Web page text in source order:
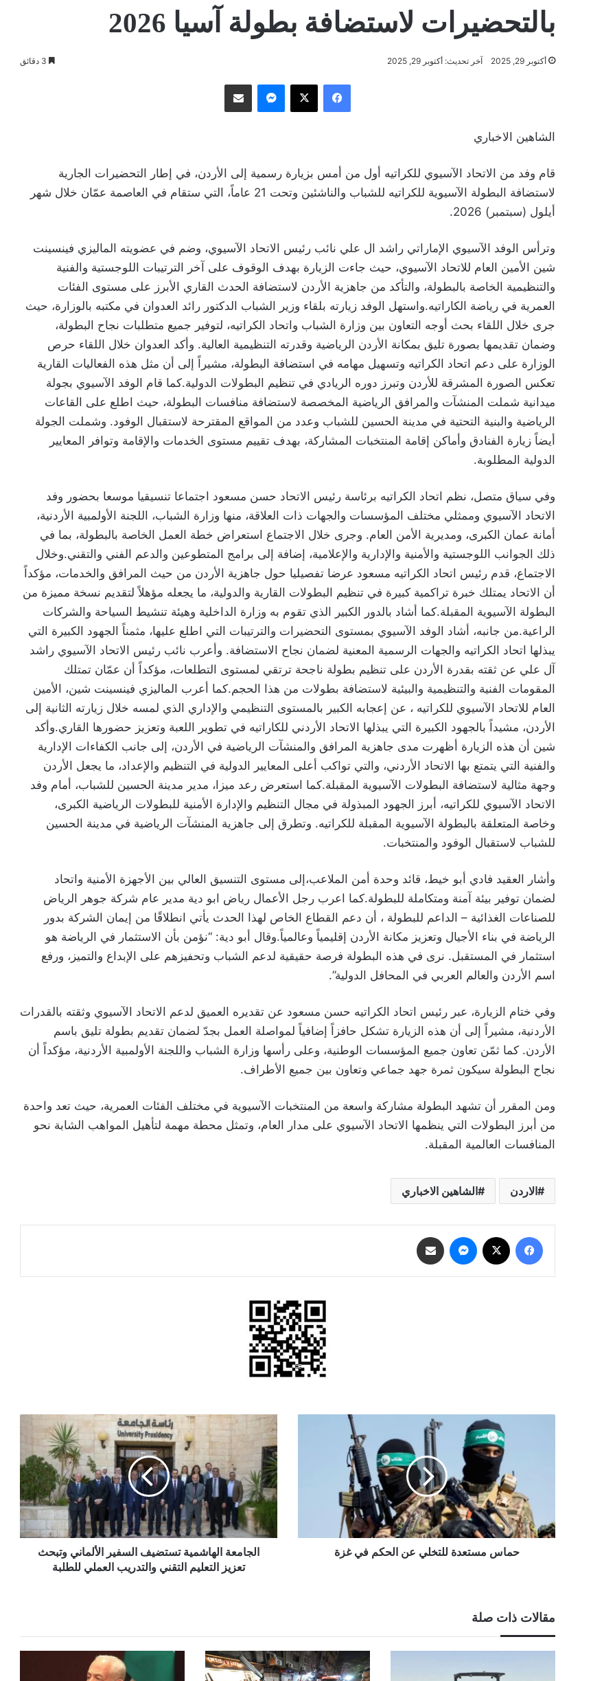
بالتحضيرات لاستضافة بطولة آسيا 2026
أكتوبر 29, 2025 آخر تحديث: أكتوبر 29, 2025
فيسبوك ‫X ماسنجر مشاركة عبر البريد
الشاهين الاخباري
قام وفد من الاتحاد الآسيوي للكراتيه أول من أمس بزيارة رسمية إلى الأردن، في إطار التحضيرات الجارية
لاستضافة البطولة الآسيوية للكراتيه للشباب والناشئين وتحت 21 عاماً، التي ستقام في العاصمة عمّان خلال شهر
أيلول (سبتمبر) 2026.
وترأس الوفد الآسيوي الإماراتي راشد ال علي نائب رئيس الاتحاد الآسيوي، وضم في عضويته الماليزي فينسينت
شين الأمين العام للاتحاد الآسيوي، حيث جاءت الزيارة بهدف الوقوف على آخر الترتيبات اللوجستية والفنية
والتنظيمية الخاصة بالبطولة، والتأكد من جاهزية الأردن لاستضافة الحدث القاري الأبرز على مستوى الفئات
العمرية في رياضة الكاراتيه.واستهل الوفد زيارته بلقاء وزير الشباب الدكتور رائد العدوان في مكتبه بالوزارة، حيث
جرى خلال اللقاء بحث أوجه التعاون بين وزارة الشباب واتحاد الكراتيه، لتوفير جميع متطلبات نجاح البطولة،
وضمان تقديمها بصورة تليق بمكانة الأردن الرياضية وقدرته التنظيمية العالية. وأكد العدوان خلال اللقاء حرص
الوزارة على دعم اتحاد الكراتيه وتسهيل مهامه في استضافة البطولة، مشيراً إلى أن مثل هذه الفعاليات القارية
تعكس الصورة المشرقة للأردن وتبرز دوره الريادي في تنظيم البطولات الدولية.كما قام الوفد الآسيوي بجولة
ميدانية شملت المنشآت والمرافق الرياضية المخصصة لاستضافة منافسات البطولة، حيث اطلع على القاعات
الرياضية والبنية التحتية في مدينة الحسين للشباب وعدد من المواقع المقترحة لاستقبال الوفود. وشملت الجولة
أيضاً زيارة الفنادق وأماكن إقامة المنتخبات المشاركة، بهدف تقييم مستوى الخدمات والإقامة وتوافر المعايير
الدولية المطلوبة.
وفي سياق متصل، نظم اتحاد الكراتيه برئاسة رئيس الاتحاد حسن مسعود اجتماعا تنسيقيا موسعا بحضور وفد
الاتحاد الآسيوي وممثلي مختلف المؤسسات والجهات ذات العلاقة، منها وزارة الشباب، اللجنة الأولمبية الأردنية،
أمانة عمان الكبرى، ومديرية الأمن العام. وجرى خلال الاجتماع استعراض خطة العمل الخاصة بالبطولة، بما في
ذلك الجوانب اللوجستية والأمنية والإدارية والإعلامية، إضافة إلى برامج المتطوعين والدعم الفني والتقني.وخلال
الاجتماع، قدم رئيس اتحاد الكراتيه مسعود عرضا تفصيليا حول جاهزية الأردن من حيث المرافق والخدمات، مؤكداً
أن الاتحاد يمتلك خبرة تراكمية كبيرة في تنظيم البطولات القارية والدولية، ما يجعله مؤهلاً لتقديم نسخة مميزة من
البطولة الآسيوية المقبلة.كما أشاد بالدور الكبير الذي تقوم به وزارة الداخلية وهيئة تنشيط السياحة والشركات
الراعية.من جانبه، أشاد الوفد الآسيوي بمستوى التحضيرات والترتيبات التي اطلع عليها، مثمناً الجهود الكبيرة التي
يبذلها اتحاد الكراتيه والجهات الرسمية المعنية لضمان نجاح الاستضافة. وأعرب نائب رئيس الاتحاد الآسيوي راشد
آل علي عن ثقته بقدرة الأردن على تنظيم بطولة ناجحة ترتقي لمستوى التطلعات، مؤكداً أن عمّان تمتلك
المقومات الفنية والتنظيمية والبيئية لاستضافة بطولات من هذا الحجم.كما أعرب الماليزي فينسينت شين، الأمين
العام للاتحاد الآسيوي للكراتيه ، عن إعجابه الكبير بالمستوى التنظيمي والإداري الذي لمسه خلال زيارته الثانية إلى
الأردن، مشيداً بالجهود الكبيرة التي يبذلها الاتحاد الأردني للكاراتيه في تطوير اللعبة وتعزيز حضورها القاري.وأكد
شين أن هذه الزيارة أظهرت مدى جاهزية المرافق والمنشآت الرياضية في الأردن، إلى جانب الكفاءات الإدارية
والفنية التي يتمتع بها الاتحاد الأردني، والتي تواكب أعلى المعايير الدولية في التنظيم والإعداد، ما يجعل الأردن
وجهة مثالية لاستضافة البطولات الآسيوية المقبلة.كما استعرض رعد ميزا، مدير مدينة الحسين للشباب، أمام وفد
الاتحاد الآسيوي للكراتيه، أبرز الجهود المبذولة في مجال التنظيم والإدارة الأمنية للبطولات الرياضية الكبرى،
وخاصة المتعلقة بالبطولة الآسيوية المقبلة للكراتيه. وتطرق إلى جاهزية المنشآت الرياضية في مدينة الحسين
للشباب لاستقبال الوفود والمنتخبات.
وأشار العقيد فادي أبو خيط، قائد وحدة أمن الملاعب،إلى مستوى التنسيق العالي بين الأجهزة الأمنية واتحاد
لضمان توفير بيئة آمنة ومتكاملة للبطولة.كما اعرب رجل الأعمال رياض ابو دية مدير عام شركة جوهر الرياض
للصناعات الغذائية – الداعم للبطولة ، أن دعم القطاع الخاص لهذا الحدث يأتي انطلاقًا من إيمان الشركة بدور
الرياضة في بناء الأجيال وتعزيز مكانة الأردن إقليمياً وعالمياً.وقال أبو دية: “نؤمن بأن الاستثمار في الرياضة هو
استثمار في المستقبل. نرى في هذه البطولة فرصة حقيقية لدعم الشباب وتحفيزهم على الإبداع والتميز، ورفع
اسم الأردن والعالم العربي في المحافل الدولية”.
وفي ختام الزيارة، عبر رئيس اتحاد الكراتيه حسن مسعود عن تقديره العميق لدعم الاتحاد الآسيوي وثقته بالقدرات
الأردنية، مشيراً إلى أن هذه الزيارة تشكل حافزاً إضافياً لمواصلة العمل بجدّ لضمان تقديم بطولة تليق باسم
الأردن. كما ثمّن تعاون جميع المؤسسات الوطنية، وعلى رأسها وزارة الشباب واللجنة الأولمبية الأردنية، مؤكداً أن
نجاح البطولة سيكون ثمرة جهد جماعي وتعاون بين جميع الأطراف.
ومن المقرر أن تشهد البطولة مشاركة واسعة من المنتخبات الآسيوية في مختلف الفئات العمرية، حيث تعد واحدة
من أبرز البطولات التي ينظمها الاتحاد الآسيوي على مدار العام، وتمثل محطة مهمة لتأهيل المواهب الشابة نحو
المنافسات العالمية المقبلة.
الاردن الشاهين الاخباري
فيسبوك ماسنجر
حماس مستعدة للتخلي عن الحكم في غزة
الجامعة
الهاشمية
تستضيف
السفير
الألماني
وتبحث
تعزيز
التعليم
التقني
والتدريبالجامعة الهاشمية تستضيف السفير الألماني وتبحث
تعزيز التعليم التقني والتدريب العملي للطلبة
مقالات ذات صلة